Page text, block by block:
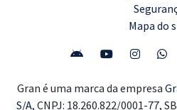
Mapa do
Gran é uma marca da empresa
S/A, CNPJ: 18.260.822/0001-77,